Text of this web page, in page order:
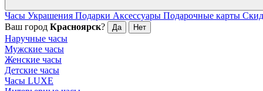
Часы Украшения Подарки Аксессуары Подарочные карты
Ваш город Красноярск? Да Нет
Наручные часы
Мужские часы
Женские часы
Детские часы
Часы LUXE